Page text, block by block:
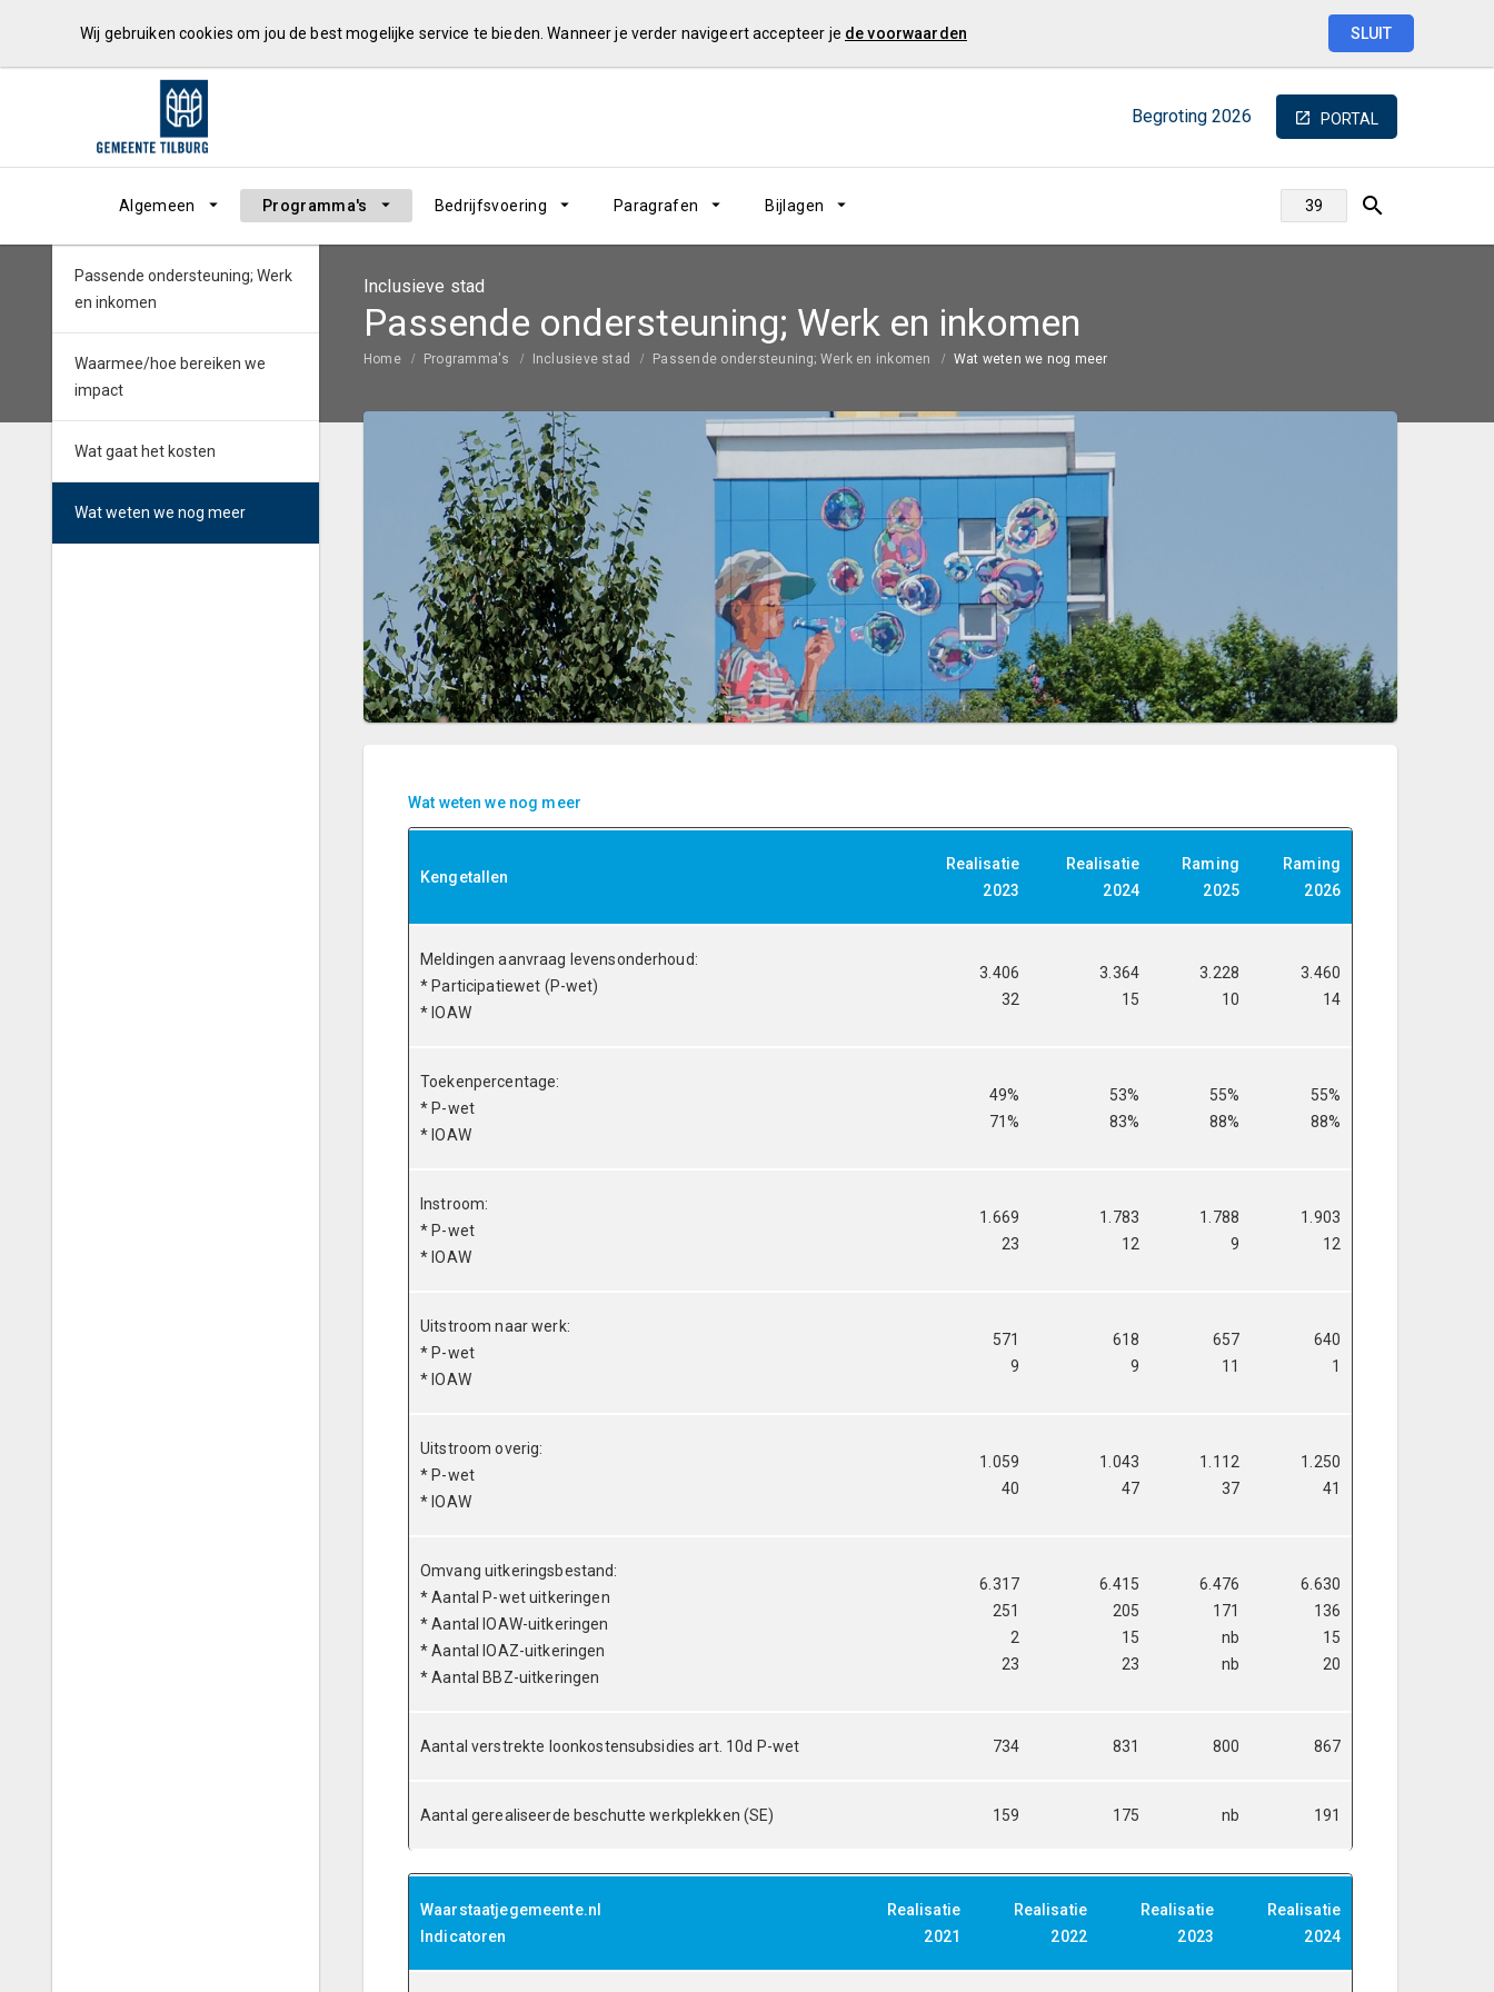
Wij gebruiken cookies om jou de best mogelijke service te bieden. Wanneer je verder navigeert accepteer je de voorwaarden SLUIT
Begroting 2026 PORTAL
Algemeen Programma's Bedrijfsvoering Paragrafen Bijlagen
Inclusieve stad
Passende ondersteuning; Werk en inkomen
Home Programma's Inclusieve stad Passende ondersteuning; Werk en inkomen Wat weten we nog meer
Passende ondersteuning; Werk
en inkomen
Waarmee/hoe bereiken we
impact
Wat gaat het kosten
Wat weten we nog meer
Wat weten we nog meer
Kengetallen
Realisatie
2023
Realisatie
2024
Raming
2025
Raming
2026
Meldingen aanvraag levensonderhoud:
* Participatiewet (P-wet)
* IOAW
3.406
32
3.364
15
3.228
10
3.460
14
Toekenpercentage:
* P-wet
* IOAW
49%
71%
53%
83%
55%
88%
55%
88%
Instroom:
* P-wet
* IOAW
1.669
23
1.783
12
1.788
9
1.903
12
Uitstroom naar werk:
* P-wet
* IOAW
571
9
618
9
657
11
640
1
Uitstroom overig:
* P-wet
* IOAW
1.059
40
1.043
47
1.112
37
1.250
41
Omvang uitkeringsbestand:
* Aantal P-wet uitkeringen
* Aantal IOAW-uitkeringen
* Aantal IOAZ-uitkeringen
* Aantal BBZ-uitkeringen
6.317
251
2
23
6.415
205
15
23
6.476
171
nb
nb
6.630
136
15
20
Aantal verstrekte loonkostensubsidies art. 10d P-wet 734 831 800 867
Aantal gerealiseerde beschutte werkplekken (SE) 159 175 nb 191
Waarstaatjegemeente.nl
Indicatoren
Realisatie
2021
Realisatie
2022
Realisatie
2023
Realisatie
2024